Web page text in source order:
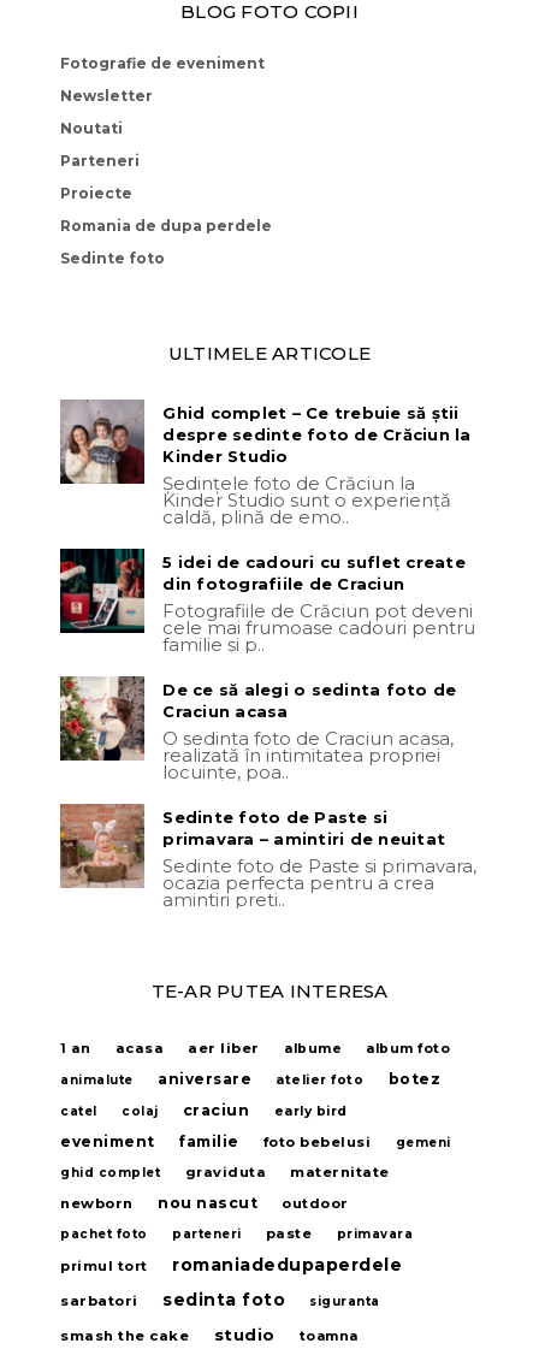
BLOG FOTO COPII
Fotografie de eveniment
Newsletter
Noutati
Parteneri
Proiecte
Romania de dupa perdele
Sedinte foto
ULTIMELE ARTICOLE
Ghid complet – Ce trebuie să știi
despre sedinte foto de Crăciun la
Kinder Studio
Ședințele foto de Crăciun la
Kinder Studio sunt o experiență
caldă, plină de emo..
5 idei de cadouri cu suflet create
din fotografiile de Craciun
Fotografiile de Crăciun pot deveni
cele mai frumoase cadouri pentru
familie și p..
De ce să alegi o sedinta foto de
Craciun acasa
O sedinta foto de Craciun acasa,
realizată în intimitatea propriei
locuințe, poa..
Sedinte foto de Paste si
primavara – amintiri de neuitat
Sedinte foto de Paste si primavara,
ocazia perfecta pentru a crea
amintiri preti..
TE-AR PUTEA INTERESA
1 an acasa aer liber albume
album foto
animalute
aniversare atelier foto botez
catel colaj craciun early bird
eveniment familie foto bebelusi
gemeni
ghid complet
graviduta
maternitate
newborn
nou nascut outdoor
pachet foto parteneri paste primavara
primul tort romaniadedupaperdele
sarbatori sedinta foto siguranta
smash the cake studio toamna